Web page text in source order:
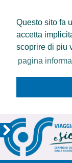
Questo sito fa
accetta
scoprire di piu
pagina